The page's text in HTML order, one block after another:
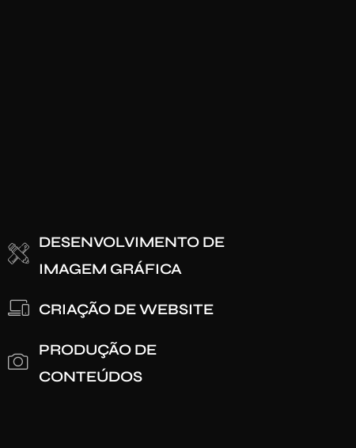
DESENVOLVIMENTO DE
IMAGEM GRÁFICA
CRIAÇÃO DE WEBSITE
PRODUÇÃO DE
CONTEÚDOS